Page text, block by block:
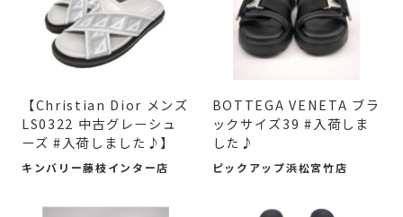
【Christian Dior メンズ
LS0322 中古グレーシュ
ーズ #入荷しました♪】
キンバリー藤枝インター店
BOTTEGA VENETA ブラ
ックサイズ39 #入荷しま
した♪
ピックアップ浜松宮竹店